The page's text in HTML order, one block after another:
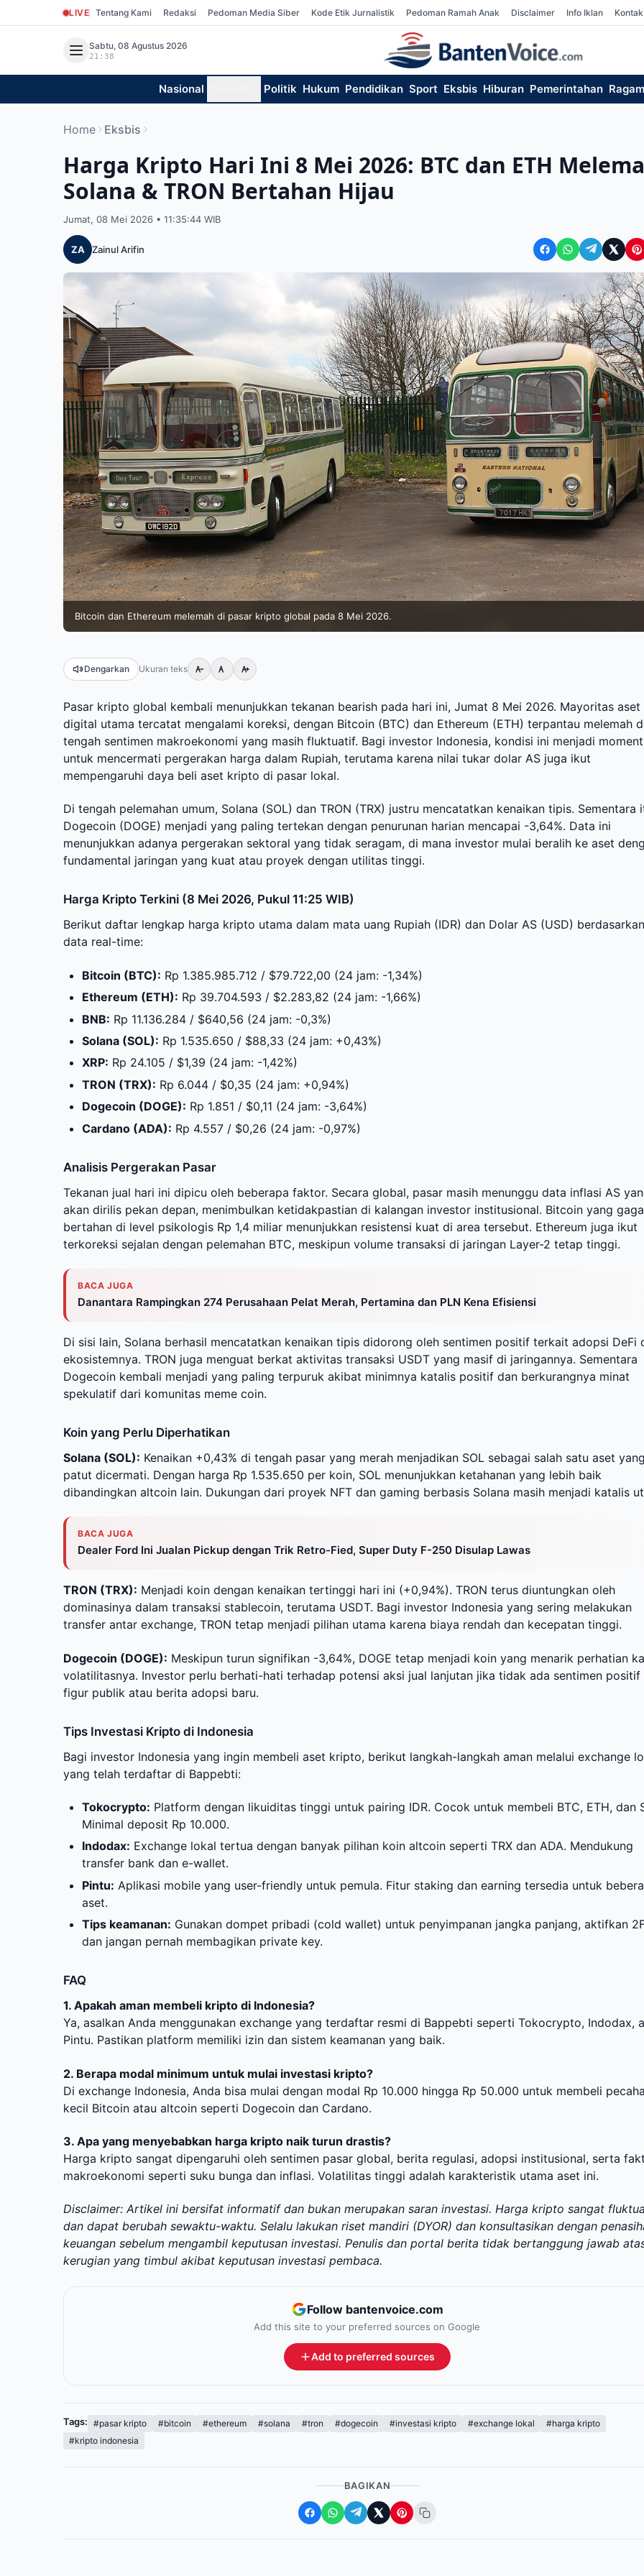
LIVE Tentang Kami Redaksi Pedoman Media Siber Kode Etik Jurnalistik Pedoman Ramah Anak Disclaimer Info Iklan
Sabtu, 08 Agustus 2026
21:38
Nasional Politik Hukum Pendidikan Sport Eksbis Hiburan Pemerintahan Ragam
Home Eksbis
Harga Kripto Hari Ini 8 Mei 2026: BTC dan ETH
Solana & TRON Bertahan Hijau
Jumat, 08 Mei 2026 • 11:35:44 WIB
ZA Zainul Arifin
Bitcoin dan Ethereum melemah di pasar kripto global pada 8 Mei 2026.
Dengarkan Ukuran teks
Pasar kripto global kembali menunjukkan tekanan bearish pada hari ini, Jumat 8 Mei 2026. Mayoritas aset
digital utama tercatat mengalami koreksi, dengan Bitcoin (BTC) dan Ethereum (ETH) terpantau melemah
tengah sentimen makroekonomi yang masih fluktuatif. Bagi investor Indonesia, kondisi ini menjadi
untuk mencermati pergerakan harga dalam Rupiah, terutama karena nilai tukar dolar AS juga ikut
mempengaruhi daya beli aset kripto di pasar lokal.
Di tengah pelemahan umum, Solana (SOL) dan TRON (TRX) justru mencatatkan kenaikan tipis. Sementara
Dogecoin (DOGE) menjadi yang paling tertekan dengan penurunan harian mencapai -3,64%. Data ini
menunjukkan adanya pergerakan sektoral yang tidak seragam, di mana investor mulai beralih ke aset
fundamental jaringan yang kuat atau proyek dengan utilitas tinggi.
Harga Kripto Terkini (8 Mei 2026, Pukul 11:25 WIB)
Berikut daftar lengkap harga kripto utama dalam mata uang Rupiah (IDR) dan Dolar AS (USD) berdasarkan
data real-time:
Bitcoin (BTC): Rp 1.385.985.712 / $79.722,00 (24 jam: -1,34%)
Ethereum (ETH): Rp 39.704.593 / $2.283,82 (24 jam: -1,66%)
BNB: Rp 11.136.284 / $640,56 (24 jam: -0,3%)
Solana (SOL): Rp 1.535.650 / $88,33 (24 jam: +0,43%)
XRP: Rp 24.105 / $1,39 (24 jam: -1,42%)
TRON (TRX): Rp 6.044 / $0,35 (24 jam: +0,94%)
Dogecoin (DOGE): Rp 1.851 / $0,11 (24 jam: -3,64%)
Cardano (ADA): Rp 4.557 / $0,26 (24 jam: -0,97%)
Analisis Pergerakan Pasar
Tekanan jual hari ini dipicu oleh beberapa faktor. Secara global, pasar masih menunggu data inflasi AS
akan dirilis pekan depan, menimbulkan ketidakpastian di kalangan investor institusional. Bitcoin yang
bertahan di level psikologis Rp 1,4 miliar menunjukkan resistensi kuat di area tersebut. Ethereum juga ikut
terkoreksi sejalan dengan pelemahan BTC, meskipun volume transaksi di jaringan Layer-2 tetap tinggi.
BACA JUGA
Danantara Rampingkan 274 Perusahaan Pelat Merah, Pertamina dan PLN Kena Efisiensi
Di sisi lain, Solana berhasil mencatatkan kenaikan tipis didorong oleh sentimen positif terkait adopsi DeFi
ekosistemnya. TRON juga menguat berkat aktivitas transaksi USDT yang masif di jaringannya. Sementara
Dogecoin kembali menjadi yang paling terpuruk akibat minimnya katalis positif dan berkurangnya minat
spekulatif dari komunitas meme coin.
Koin yang Perlu Diperhatikan
Solana (SOL): Kenaikan +0,43% di tengah pasar yang merah menjadikan SOL sebagai salah satu aset yang
patut dicermati. Dengan harga Rp 1.535.650 per koin, SOL menunjukkan ketahanan yang lebih baik
dibandingkan altcoin lain. Dukungan dari proyek NFT dan gaming berbasis Solana masih menjadi katalis
BACA JUGA
Dealer Ford Ini Jualan Pickup dengan Trik Retro-Fied, Super Duty F-250 Disulap Lawas
TRON (TRX): Menjadi koin dengan kenaikan tertinggi hari ini (+0,94%). TRON terus diuntungkan oleh
dominasinya dalam transaksi stablecoin, terutama USDT. Bagi investor Indonesia yang sering melakukan
transfer antar exchange, TRON tetap menjadi pilihan utama karena biaya rendah dan kecepatan tinggi.
Dogecoin (DOGE): Meskipun turun signifikan -3,64%, DOGE tetap menjadi koin yang menarik perhatian
volatilitasnya. Investor perlu berhati-hati terhadap potensi aksi jual lanjutan jika tidak ada sentimen positif
figur publik atau berita adopsi baru.
Tips Investasi Kripto di Indonesia
Bagi investor Indonesia yang ingin membeli aset kripto, berikut langkah-langkah aman melalui exchange
yang telah terdaftar di Bappebti:
Tokocrypto: Platform dengan likuiditas tinggi untuk pairing IDR. Cocok untuk membeli BTC, ETH, dan
Minimal deposit Rp 10.000.
Indodax: Exchange lokal tertua dengan banyak pilihan koin altcoin seperti TRX dan ADA. Mendukung
transfer bank dan e-wallet.
Pintu: Aplikasi mobile yang user-friendly untuk pemula. Fitur staking dan earning tersedia untuk
aset.
Tips keamanan: Gunakan dompet pribadi (cold wallet) untuk penyimpanan jangka panjang, aktifkan
dan jangan pernah membagikan private key.
FAQ
1. Apakah aman membeli kripto di Indonesia?
Ya, asalkan Anda menggunakan exchange yang terdaftar resmi di Bappebti seperti Tokocrypto, Indodax,
Pintu. Pastikan platform memiliki izin dan sistem keamanan yang baik.
2. Berapa modal minimum untuk mulai investasi kripto?
Di exchange Indonesia, Anda bisa mulai dengan modal Rp 10.000 hingga Rp 50.000 untuk membeli
kecil Bitcoin atau altcoin seperti Dogecoin dan Cardano.
3. Apa yang menyebabkan harga kripto naik turun drastis?
Harga kripto sangat dipengaruhi oleh sentimen pasar global, berita regulasi, adopsi institusional, serta
makroekonomi seperti suku bunga dan inflasi. Volatilitas tinggi adalah karakteristik utama aset ini.
Disclaimer: Artikel ini bersifat informatif dan bukan merupakan saran investasi. Harga kripto sangat
dan dapat berubah sewaktu-waktu. Selalu lakukan riset mandiri (DYOR) dan konsultasikan dengan
keuangan sebelum mengambil keputusan investasi. Penulis dan portal berita tidak bertanggung jawab
kerugian yang timbul akibat keputusan investasi pembaca.
Follow bantenvoice.com
Add this site to your preferred sources on Google
Add to preferred sources
Tags: #pasar kripto #bitcoin #ethereum #solana #tron #dogecoin #investasi kripto #exchange lokal
#harga kripto
#kripto indonesia
BAGIKAN